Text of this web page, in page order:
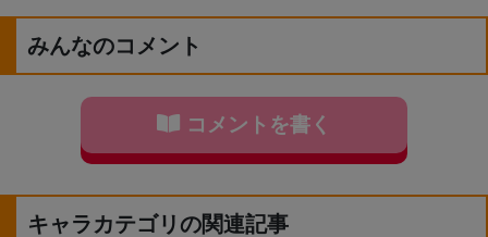
みんなのコメント
コメントを書く
キャラカテゴリの関連記事